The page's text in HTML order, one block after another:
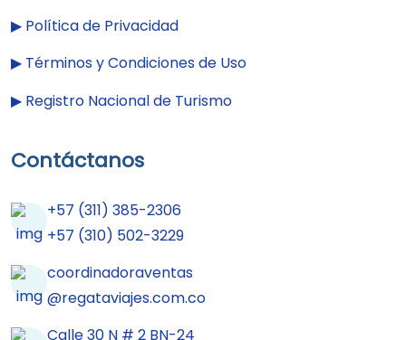
▶︎ Política de Privacidad
▶︎ Términos y Condiciones de Uso
▶︎ Registro Nacional de Turismo
Contáctanos
+57 (311) 385-2306
+57 (310) 502-3229
coordinadoraventas
@regataviajes.com.co
Calle 30 N # 2 BN-24